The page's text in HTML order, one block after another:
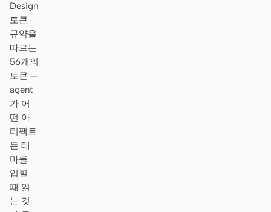
Design
토큰
규약을
따르는
56개의
토큰 —
agent
가 어
떤 아
티팩트
든 테
마를
입힐
때 읽
는 것